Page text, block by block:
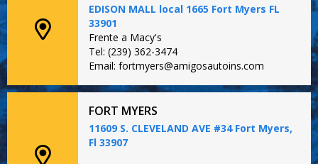
EDISON MALL local 1665 Fort Myers FL
33901
Frente a Macy's
Tel: (239) 362-3474
Email: fortmyers@amigosautoins.com
FORT MYERS
11609 S. CLEVELAND AVE #34 Fort Myers,
Fl 33907